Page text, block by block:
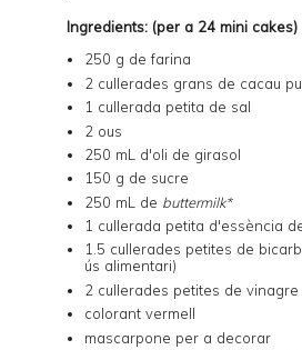
Ingredients: (per a 24 mini cakes)
250 g de farina
2 cullerades grans de cacau
1 cullerada petita de sal
2 ous
250 mL d'oli de girasol
150 g de sucre
250 mL de buttermilk*
1 cullerada petita d'essència
1.5 cullerades petites de
ús alimentari)
2 cullerades petites de vinagre
colorant vermell
mascarpone per a decorar